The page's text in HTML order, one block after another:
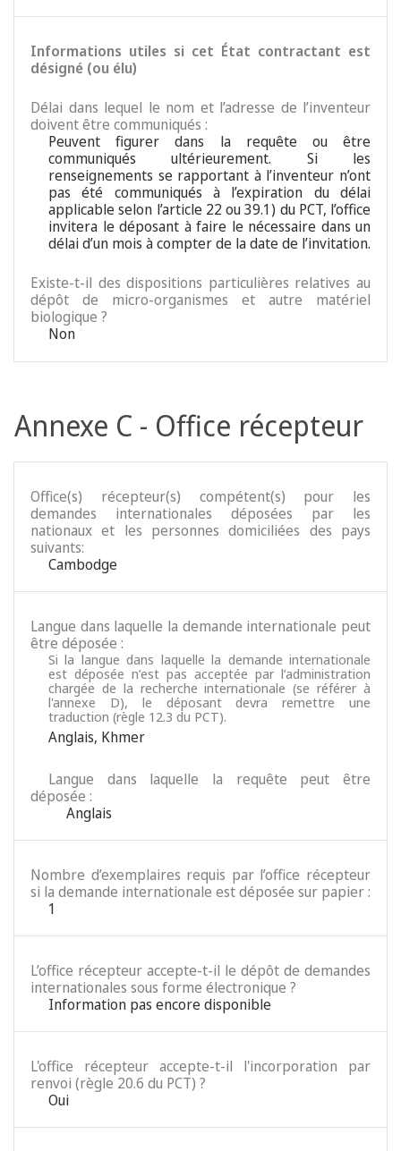
Informations utiles si cet État contractant est
désigné (ou élu)
Délai dans lequel le nom et l’adresse de l’inventeur
doivent être communiqués :
Peuvent figurer dans la requête ou être
communiqués ultérieurement. Si les
renseignements se rapportant à l’inventeur n’ont
pas été communiqués à l’expiration du délai
applicable selon l’article 22 ou 39.1) du PCT, l’office
invitera le déposant à faire le nécessaire dans un
délai d’un mois à compter de la date de l’invitation.
Existe-t-il des dispositions particulières relatives au
dépôt de micro-organismes et autre matériel
biologique ?
Non
Annexe C - Office récepteur
Office(s) récepteur(s) compétent(s) pour les
demandes internationales déposées par les
nationaux et les personnes domiciliées des pays
suivants:
Cambodge
Langue dans laquelle la demande internationale peut
être déposée :
Si la langue dans laquelle la demande internationale
est déposée n’est pas acceptée par l’administration
chargée de la recherche internationale (se référer à
l'annexe D), le déposant devra remettre une
traduction (règle 12.3 du PCT).
Anglais, Khmer
Langue dans laquelle la requête peut être
déposée :
Anglais
Nombre d’exemplaires requis par l’office récepteur
si la demande internationale est déposée sur papier :
1
L’office récepteur accepte-t-il le dépôt de demandes
internationales sous forme électronique ?
Information pas encore disponible
L'office récepteur accepte-t-il l'incorporation par
renvoi (règle 20.6 du PCT) ?
Oui